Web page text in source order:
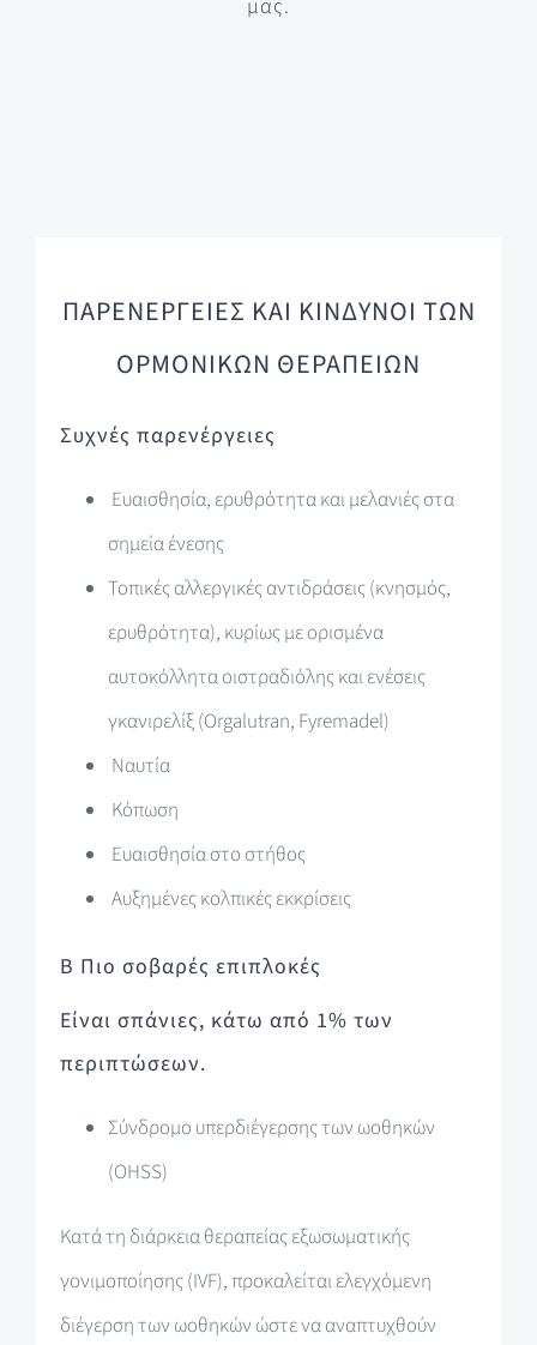
μας.
ΠΑΡΕΝΕΡΓΕΙΕΣ ΚΑΙ ΚΙΝΔΥΝΟΙ ΤΩΝ
ΟΡΜΟΝΙΚΩΝ ΘΕΡΑΠΕΙΩΝ
Συχνές παρενέργειες
Ευαισθησία, ερυθρότητα και μελανιές στα
σημεία ένεσης
Τοπικές αλλεργικές αντιδράσεις (κνησμός,
ερυθρότητα), κυρίως με ορισμένα
αυτοκόλλητα οιστραδιόλης και ενέσεις
γκανιρελίξ (Orgalutran, Fyremadel)
Ναυτία
Κόπωση
Ευαισθησία στο στήθος
Αυξημένες κολπικές εκκρίσεις
B Πιο σοβαρές επιπλοκές
Είναι σπάνιες, κάτω από 1% των
περιπτώσεων.
Σύνδρομο υπερδιέγερσης των ωοθηκών
(OHSS)
Κατά τη διάρκεια θεραπείας εξωσωματικής
γονιμοποίησης (IVF), προκαλείται ελεγχόμενη
διέγερση των ωοθηκών ώστε να αναπτυχθούν